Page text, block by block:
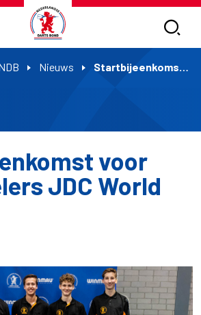
Nieuws Startbijeenkomst voor jeugdspelers JDC World Cup
voor
JDC World